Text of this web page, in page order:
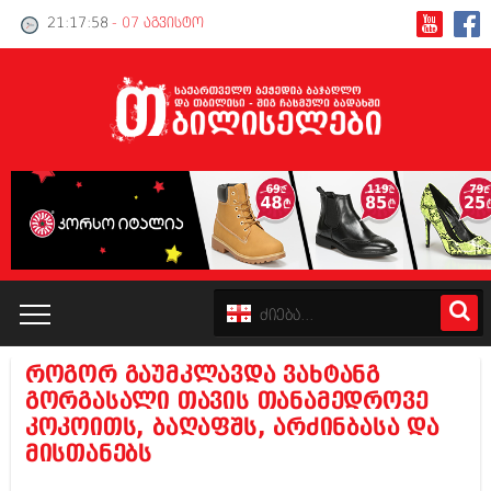
21:17:58 - 07 აგვისტო
კატალოგი
პოლიტიკა
როგორ გაუმკლავდა ვახტანგ
გორგასალი თავის თანამედროვე
კოკოითს, ბაღაფშს, არძინბასა და
მისთანებს